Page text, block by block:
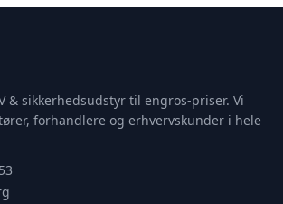
& sikkerhedsudstyr til engros-priser. Vi
forhandlere og erhvervskunder i hele